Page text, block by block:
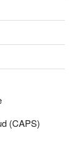
(CAPS)